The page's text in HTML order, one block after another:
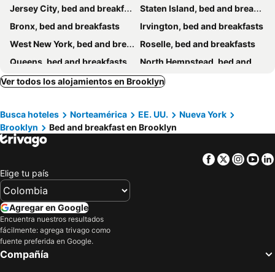
Harlem Grand
Saint Nicholas Inn
The Kingdom Cove
Jersey City, bed and breakfasts
Staten Island, bed and breakfasts
Bronx, bed and breakfasts
Irvington, bed and breakfasts
West New York, bed and breakfasts
Roselle, bed and breakfasts
Queens, bed and breakfasts
North Hempstead, bed and breakfasts
North Bergen, bed and breakfasts
White Plains, bed and breakfasts
Basking Ridge, bed and breakfasts
Somerset, bed and breakfasts
Uniondale, bed and breakfasts
Orange, bed and breakfasts
Guttenberg, bed and breakfasts
Ver todos los alojamientos en Brooklyn
Busca hoteles Norteamérica EE. UU.
Nueva York
Brooklyn
Bed and breakfast en Brooklyn
Facebook
Twitter
Elige tu país
Agregar en Google
Encuentra nuestros resultados
fácilmente: agrega trivago como
fuente preferida en Google.
Compañía